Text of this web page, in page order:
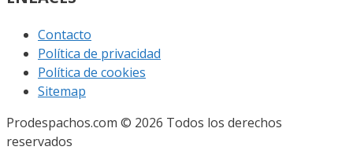
Contacto
Política de privacidad
Política de cookies
Sitemap
Prodespachos.com © 2026 Todos los derechos
reservados